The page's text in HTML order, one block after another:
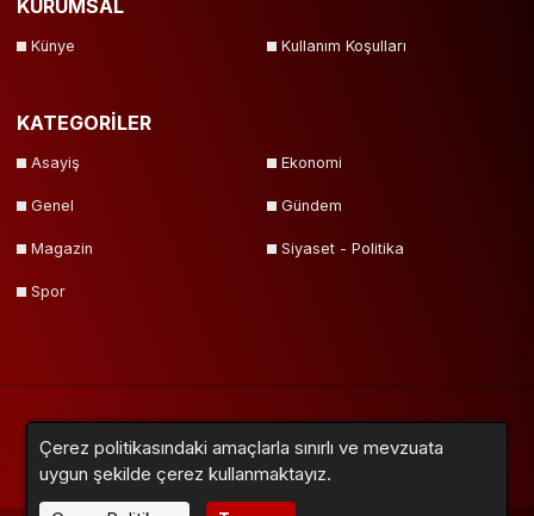
KURUMSAL
Künye Kullanım Koşulları
KATEGORİLER
Asayiş Ekonomi
Genel Gündem
Magazin Siyaset - Politika
Spor
YazarlarVideolarGalerilerAnketler
Çerez politikasındaki amaçlarla sınırlı ve mevzuata
uygun şekilde çerez kullanmaktayız.